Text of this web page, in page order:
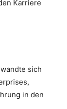
Karriere
sich
in den